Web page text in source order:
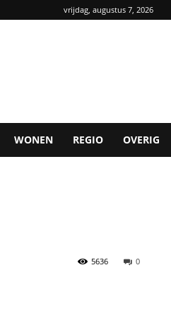
vrijdag, augustus 7, 2026
WONEN REGIO OVERIG
0
5636